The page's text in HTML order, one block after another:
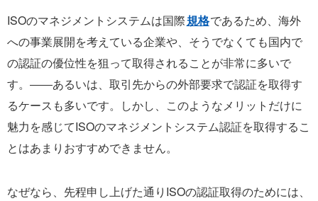
ISOのマネジメントシステムは国際規格であるため、海外
への事業展開を考えている企業や、そうでなくても国内で
の認証の優位性を狙って取得されることが非常に多いで
す。――あるいは、取引先からの外部要求で認証を取得す
るケースも多いです。しかし、このようなメリットだけに
魅力を感じてISOのマネジメントシステム認証を取得するこ
とはあまりおすすめできません。
なぜなら、先程申し上げた通りISOの認証取得のためには、